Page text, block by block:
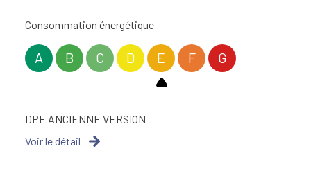
chambre
chambre
Consommation énergétique
A B C D E F G
DPE ANCIENNE VERSION
Voir le détail